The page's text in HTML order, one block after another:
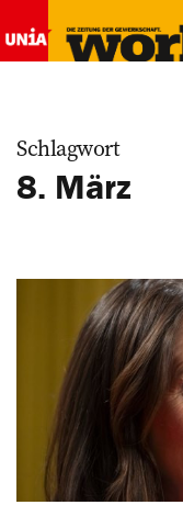
Schlagwort
8. März